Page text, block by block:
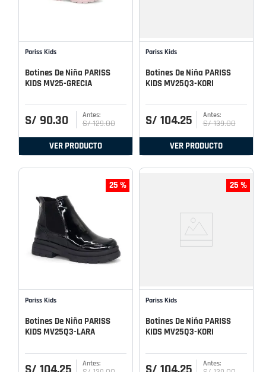
Pariss Kids
Botines De Niña PARISS
KIDS MV25-GRECIA
S/ 90.30 S/ 129.00
VER PRODUCTO
Pariss Kids
Botines De Niña PARISS
KIDS MV25Q3-KORI
S/ 104.25 S/ 139.00
VER PRODUCTO
25 %
Pariss Kids
Botines De Niña PARISS
KIDS MV25Q3-LARA
25 %
Pariss Kids
Botines De Niña PARISS
KIDS MV25Q3-KORI